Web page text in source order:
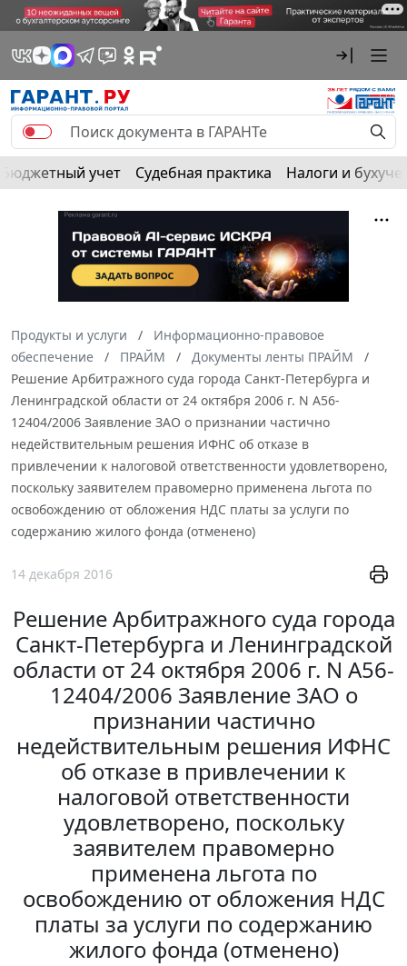
Бюджетный учет Судебная практика Налоги и
Продукты и услуги
Информационно-правовое
обеспечение
ПРАЙМ
Документы ленты ПРАЙМ
Решение Арбитражного суда города Санкт-Петербурга и
Ленинградской области от 24 октября 2006 г. N А56-
12404/2006 Заявление ЗАО о признании частично
недействительным решения ИФНС об отказе в
привлечении к налоговой ответственности удовлетворено,
поскольку заявителем правомерно применена льгота по
освобождению от обложения НДС платы за услуги по
содержанию жилого фонда (отменено)
14 декабря 2016
Решение Арбитражного суда города
Санкт-Петербурга и Ленинградской
области от 24 октября 2006 г. N А56-
12404/2006 Заявление ЗАО о
признании частично
недействительным решения ИФНС
об отказе в привлечении к
налоговой ответственности
удовлетворено, поскольку
заявителем правомерно
применена льгота по
освобождению от обложения НДС
платы за услуги по содержанию
жилого фонда (отменено)